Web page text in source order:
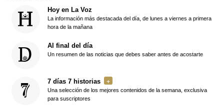
Hoy en La Voz
La información más destacada del día, de lunes a viernes a primera
hora de la mañana
Al final del día
Un resumen de las noticias que debes saber antes de acostarte
7 días 7 historias
Una selección de los mejores contenidos de la semana, exclusiva
para suscriptores